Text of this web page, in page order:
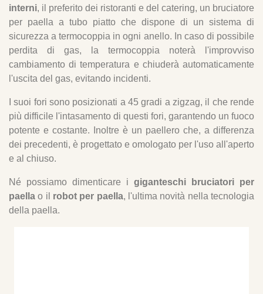
interni, il preferito dei ristoranti e del catering, un bruciatore
per paella a tubo piatto che dispone di un sistema di
sicurezza a termocoppia in ogni anello. In caso di possibile
perdita di gas, la termocoppia noterà l'improvviso
cambiamento di temperatura e chiuderà automaticamente
l'uscita del gas, evitando incidenti.
I suoi fori sono posizionati a 45 gradi a zigzag, il che rende
più difficile l'intasamento di questi fori, garantendo un fuoco
potente e costante. Inoltre è un paellero che, a differenza
dei precedenti, è progettato e omologato per l'uso all'aperto
e al chiuso.
Né possiamo dimenticare i giganteschi bruciatori per
paella o il robot per paella, l'ultima novità nella tecnologia
della paella.